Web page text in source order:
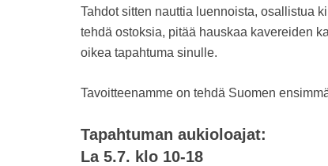
Tahdot sitten nauttia luennoista, osallistua
tehdä ostoksia, pitää hauskaa kavereiden
oikea tapahtuma sinulle.
Tavoitteenamme on tehdä Suomen
Tapahtuman aukioloajat:
La 5.7. klo 10-18